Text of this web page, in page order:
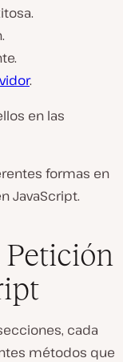
.
en las
formas en
JavaScript.
cada
métodos que